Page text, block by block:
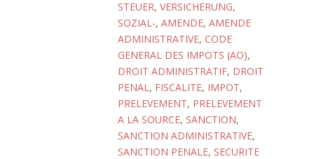
STEUER, VERSICHERUNG,
SOZIAL-, AMENDE, AMENDE
ADMINISTRATIVE, CODE
GENERAL DES IMPOTS (AO),
DROIT ADMINISTRATIF, DROIT
PENAL, FISCALITE, IMPOT,
PRELEVEMENT, PRELEVEMENT
A LA SOURCE, SANCTION,
SANCTION ADMINISTRATIVE,
SANCTION PENALE, SECURITE